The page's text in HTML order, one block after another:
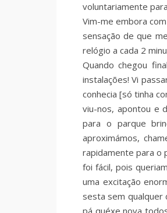
voluntariamente
Vim-me embora
sensação de que
relógio a cada 2
Quando chegou
instalações! Vi
conhecia [só tinha
viu-nos, apontou e
para o parque
aproximámos,
rapidamente para o
foi fácil, pois
uma excitação
sesta sem qualquer
pá quéxe nova